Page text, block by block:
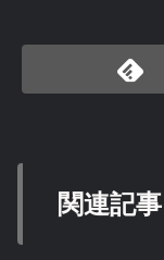
関連記事